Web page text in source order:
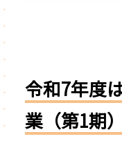
令和7年度
業（第1期